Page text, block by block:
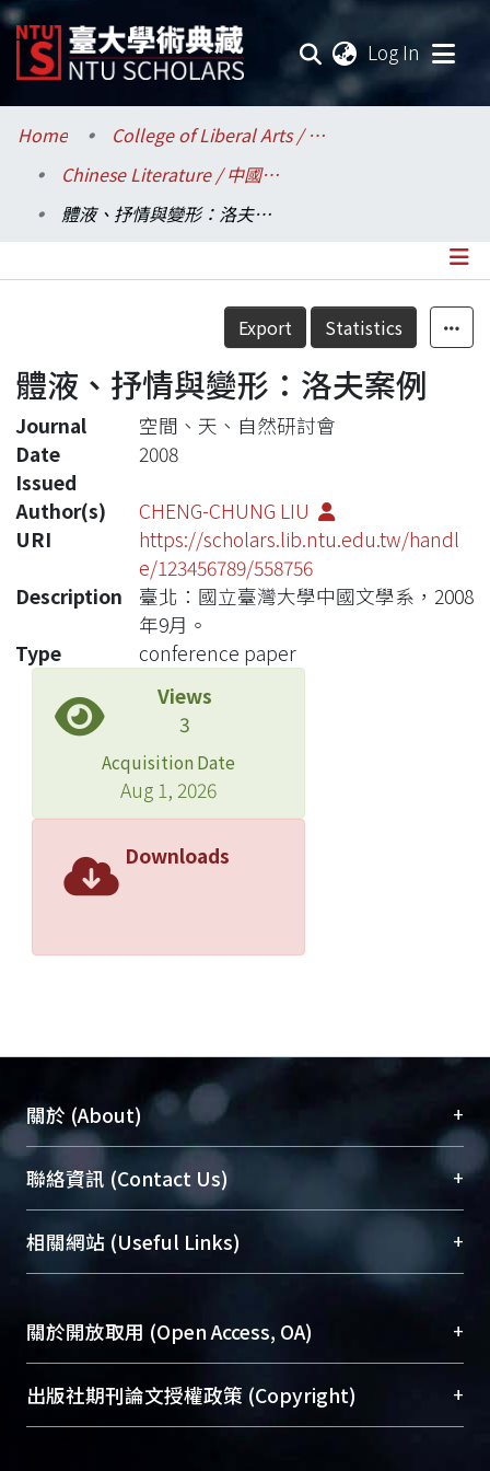
Log In
Communities & Collections
Research Outputs
Statistics
Home
College of Liberal Arts / 文學院
Chinese Literature / 中國文學系
體液、抒情與變形：洛夫案例
Details
Export Statistics
體液、抒情與變形：洛夫案例
Journal
空間、天、自然研討會
Date
Issued
2008
Author(s)
CHENG-CHUNG LIU
URI
https://scholars.lib.ntu.edu.tw/handl
e/123456789/558756
Description
臺北：國立臺灣大學中國文學系，2008
年9月。
Type
conference paper
Views
3
Acquisition Date
Aug 1, 2026
Downloads
關於 (About) +
臺大位居世界頂尖大學之列，為永久珍藏及向國際
展現本校豐碩的研究成果及學術能量，圖書館整合
機構典藏（NTUR）與學術庫（AH）不同功能平
台，成為臺大學術典藏NTU scholars。期能整合研
究能量、促進交流合作、保存學術產出、推廣研究
成果。
To permanently archive and promote researcher
profiles and scholarly works, Library integrates the
services of “NTU Repository” with “Academic
聯絡資訊 (Contact Us) +
總館學科館員(Main Library)
醫學圖書館學科館員(Medical Library)
(Social
Sciences Library)
相關網站 (Useful Links) +
關於開放取用 (Open Access, OA) +
開放取用是從使用者角度提升資訊取用性的社會運
動，應用在學術研究上是透過將研究著作公開供使
出版社期刊論文授權政策 (Copyright) +